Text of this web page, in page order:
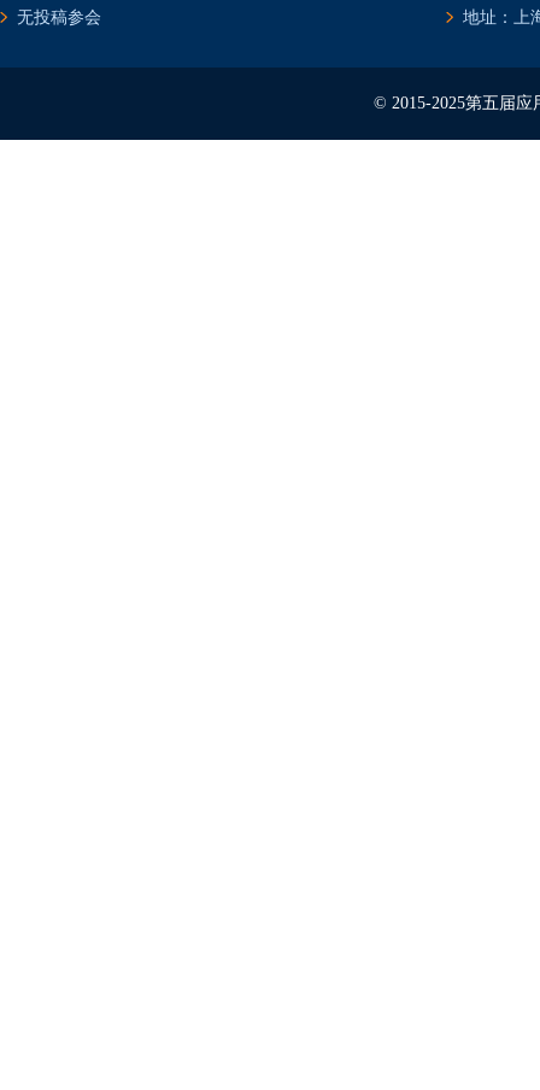
无投稿参会 地址：上
© 2015-2025第五届